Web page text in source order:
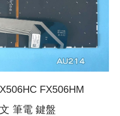
FX506HM
筆電 鍵盤